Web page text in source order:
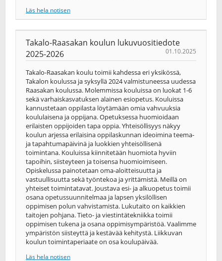
Läs hela notisen
Takalo-Raasakan koulun lukuvuositiedote
2025-2026
01.10.2025
Takalo-Raasakan koulu toimii kahdessa eri yksikössä,
Takalon koulussa ja syksyllä 2024 valmistuneessa uudessa
Raasakan koulussa. Molemmissa kouluissa on luokat 1-6
sekä varhaiskasvatuksen alainen esiopetus. Kouluissa
kannustetaan oppilasta löytämään omia vahvuuksia
koululaisena ja oppijana. Opetuksessa huomioidaan
erilaisten oppijoiden tapa oppia. Yhteisöllisyys näkyy
koulun arjessa erilaisina oppilaskunnan ideoimina teema-
ja tapahtumapäivinä ja luokkien yhteisöllisenä
toimintana. Kouluissa kiinnitetään huomiota hyviin
tapoihin, siisteyteen ja toisensa huomioimiseen.
Opiskelussa painotetaan oma-aloitteisuutta ja
vastuullisuutta sekä työntekoa ja yrittämistä. Meillä on
yhteiset toimintatavat. Joustava esi- ja alkuopetus toimii
osana opetussuunnitelmaa ja lapsen yksilöllisen
oppimisen polun vahvistamista. Lukutaito on kaikkien
taitojen pohjana. Tieto- ja viestintätekniikka toimii
oppimisen tukena ja osana oppimisympäristöä. Vaalimme
ympäristön siisteyttä ja kestävää kehitystä. Liikkuvan
koulun toimintaperiaate on osa koulupäivää.
Läs hela notisen